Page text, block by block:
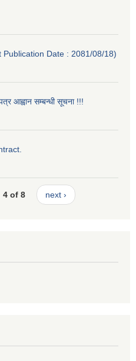
Date : 2081/08/18)
आह्वान सम्बन्धी सूचना !!!
4 of 8 next ›